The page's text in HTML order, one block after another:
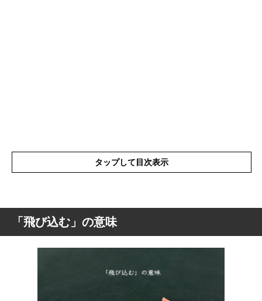
タップして目次表示
「飛び込む」の意味
「飛び込む」の類語や類義語
「飛び込む」の意味